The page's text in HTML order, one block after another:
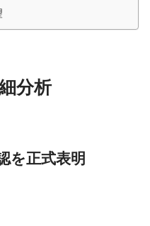
分析
を正式表明